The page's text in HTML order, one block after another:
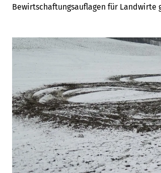
Bewirtschaftungsauflagen für Landwirte